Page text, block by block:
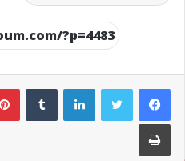
لينكدإن
طباعة